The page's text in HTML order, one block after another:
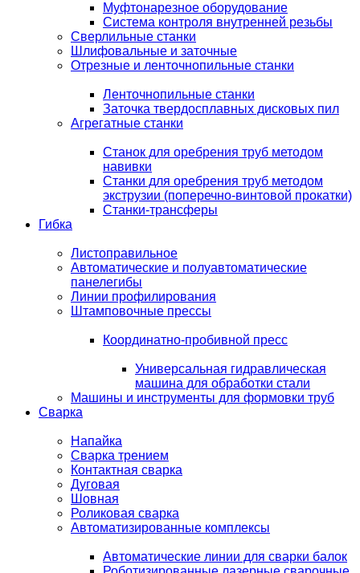
Муфтонарезное оборудование
Система контроля внутренней резьбы
Сверлильные станки
Шлифовальные и заточные
Отрезные и ленточнопильные станки
Ленточнопильные станки
Заточка твердосплавных дисковых пил
Агрегатные станки
Станок для оребрения труб методом
навивки
Станки для оребрения труб методом
экструзии (поперечно-винтовой прокатки)
Станки-трансферы
Гибка
Листоправильное
Автоматические и полуавтоматические
панелегибы
Линии профилирования
Штамповочные прессы
Координатно-пробивной пресс
Универсальная гидравлическая
машина для обработки стали
Машины и инструменты для формовки труб
Сварка
Напайка
Сварка трением
Контактная сварка
Дуговая
Шовная
Роликовая сварка
Автоматизированные комплексы
Автоматические линии для сварки балок